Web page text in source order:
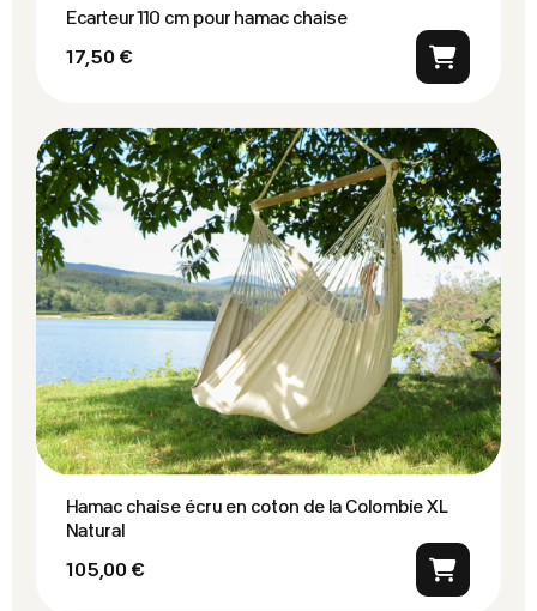
Ecarteur 110 cm pour hamac chaise
17,50 €
Hamac chaise écru en coton de la Colombie XL
Natural
105,00 €